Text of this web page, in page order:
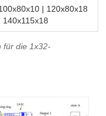
| 120x80x18
140x115x18
für die 1x32-